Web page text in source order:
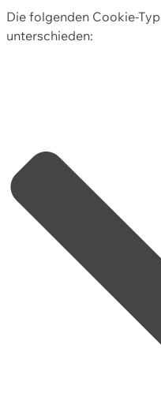
Die folgenden Cookie-
unterschieden: